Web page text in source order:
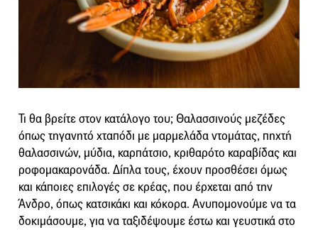
Τι θα βρείτε στον κατάλογο του; Θαλασσινούς μεζέδες
όπως τηγανητό χταπόδι με μαρμελάδα ντομάτας, πηχτή
θαλασσινών, μύδια, καρπάτσιο, κριθαρότο καραβίδας και
ροφομακαρονάδα. Δίπλα τους, έχουν προσθέσει όμως
και κάποιες επιλογές σε κρέας, που έρχεται από την
Άνδρο, όπως κατσικάκι και κόκορα. Ανυπομονούμε να τα
δοκιμάσουμε, για να ταξιδέψουμε έστω και γευστικά στο